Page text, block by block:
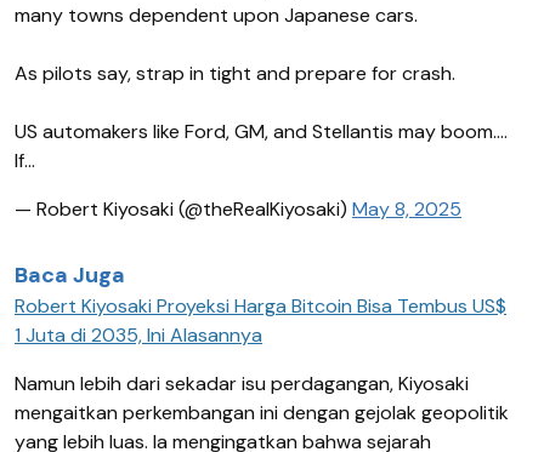
many towns dependent upon Japanese cars.
As pilots say, strap in tight and prepare for crash.
US automakers like Ford, GM, and Stellantis may boom….
If…
— Robert Kiyosaki (@theRealKiyosaki) May 8, 2025
Baca Juga
Robert Kiyosaki Proyeksi Harga Bitcoin Bisa Tembus US$
1 Juta di 2035, Ini Alasannya
Namun lebih dari sekadar isu perdagangan, Kiyosaki
mengaitkan perkembangan ini dengan gejolak geopolitik
yang lebih luas. Ia mengingatkan bahwa sejarah